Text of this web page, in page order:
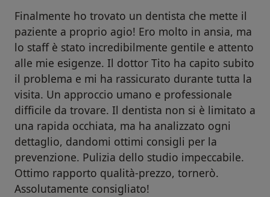
Finalmente ho trovato un dentista che mette il
paziente a proprio agio! Ero molto in ansia, ma
lo staff è stato incredibilmente gentile e attento
alle mie esigenze. Il dottor Tito ha capito subito
il problema e mi ha rassicurato durante tutta la
visita. Un approccio umano e professionale
difficile da trovare. Il dentista non si è limitato a
una rapida occhiata, ma ha analizzato ogni
dettaglio, dandomi ottimi consigli per la
prevenzione. Pulizia dello studio impeccabile.
Ottimo rapporto qualità-prezzo, tornerò.
Assolutamente consigliato!